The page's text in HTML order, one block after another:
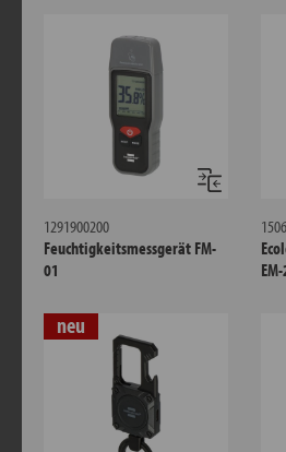
1291900200
Feuchtigkeitsmessgerät FM-
01
neu